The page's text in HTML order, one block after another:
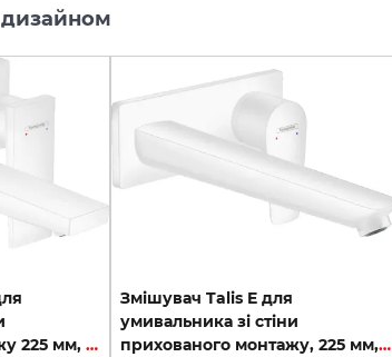
дизайном
прихованого монтажу 225 мм, Matt White (32526700)
Змішувач Talis E для
умивальника зі стіни
прихованого монтажу, 225 мм, Matt White (71734700)